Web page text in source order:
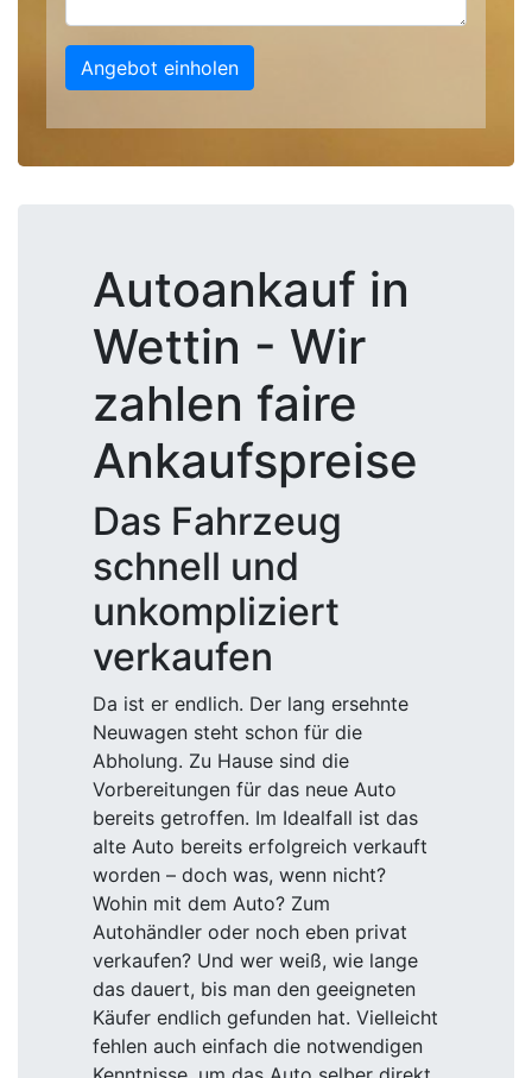
Angebot einholen
Autoankauf in
Wettin - Wir
zahlen faire
Ankaufspreise
Das Fahrzeug
schnell und
unkompliziert
verkaufen
Da ist er endlich. Der lang ersehnte
Neuwagen steht schon für die
Abholung. Zu Hause sind die
Vorbereitungen für das neue Auto
bereits getroffen. Im Idealfall ist das
alte Auto bereits erfolgreich verkauft
worden – doch was, wenn nicht?
Wohin mit dem Auto? Zum
Autohändler oder noch eben privat
verkaufen? Und wer weiß, wie lange
das dauert, bis man den geeigneten
Käufer endlich gefunden hat. Vielleicht
fehlen auch einfach die notwendigen